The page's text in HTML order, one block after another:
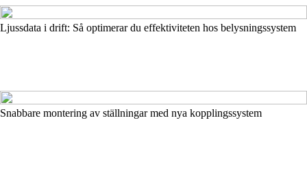
Ljussdata i drift: Så optimerar du effektiviteten hos belysningssystem
Snabbare montering av ställningar med nya kopplingssystem